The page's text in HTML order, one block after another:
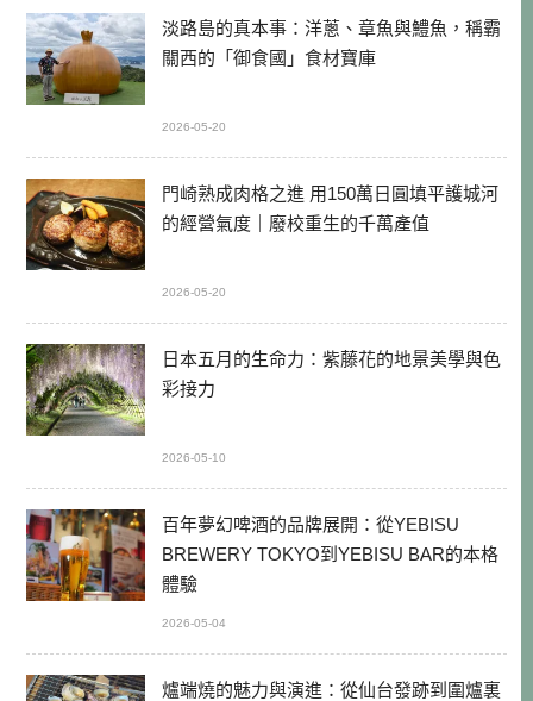
淡路島的真本事：洋蔥、章魚與鱧魚，稱霸
關西的「御食國」食材寶庫
2026-05-20
門崎熟成肉格之進 用150萬日圓填平護城河
的經營氣度｜廢校重生的千萬產值
2026-05-20
日本五月的生命力：紫藤花的地景美學與色
彩接力
2026-05-10
百年夢幻啤酒的品牌展開：從YEBISU
BREWERY TOKYO到YEBISU BAR的本格
體驗
2026-05-04
爐端燒的魅力與演進：從仙台發跡到圍爐裏